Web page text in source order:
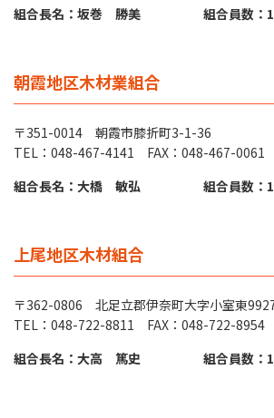
組合長名：坂巻 勝美
組合員数：
朝霞地区木材業組合
〒351-0014 朝霞市膝折町3-1-36
TEL：048-467-4141 FAX：048-467-0061
組合長名：大橋 敏弘
組合員数：
上尾地区木材組合
〒362-0806 北足立郡伊奈町大字小室東
TEL：048-722-8811 FAX：048-722-8954
組合長名：大高 篤史
組合員数：